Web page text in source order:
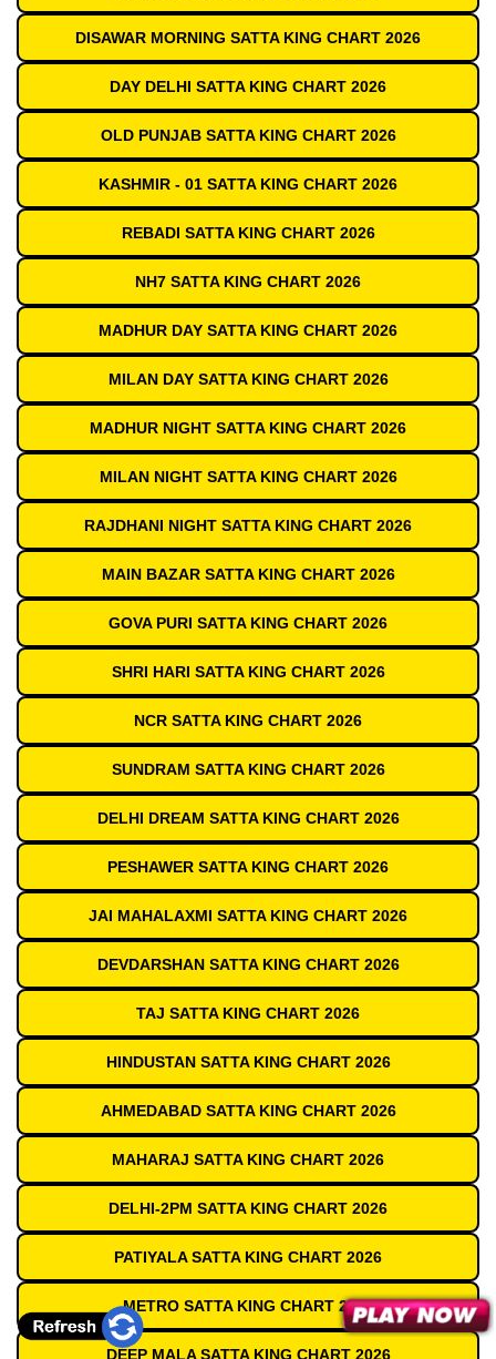
DISAWAR MORNING SATTA KING CHART 2026
DAY DELHI SATTA KING CHART 2026
OLD PUNJAB SATTA KING CHART 2026
KASHMIR - 01 SATTA KING CHART 2026
REBADI SATTA KING CHART 2026
NH7 SATTA KING CHART 2026
MADHUR DAY SATTA KING CHART 2026
MILAN DAY SATTA KING CHART 2026
MADHUR NIGHT SATTA KING CHART 2026
MILAN NIGHT SATTA KING CHART 2026
RAJDHANI NIGHT SATTA KING CHART 2026
MAIN BAZAR SATTA KING CHART 2026
GOVA PURI SATTA KING CHART 2026
SHRI HARI SATTA KING CHART 2026
NCR SATTA KING CHART 2026
SUNDRAM SATTA KING CHART 2026
DELHI DREAM SATTA KING CHART 2026
PESHAWER SATTA KING CHART 2026
JAI MAHALAXMI SATTA KING CHART 2026
DEVDARSHAN SATTA KING CHART 2026
TAJ SATTA KING CHART 2026
HINDUSTAN SATTA KING CHART 2026
AHMEDABAD SATTA KING CHART 2026
MAHARAJ SATTA KING CHART 2026
DELHI-2PM SATTA KING CHART 2026
PATIYALA SATTA KING CHART 2026
METRO SATTA KING CHART 2026
DEEP MALA SATTA KING CHART 2026